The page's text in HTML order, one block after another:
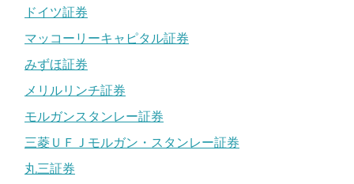
ドイツ証券
マッコーリーキャピタル証券
みずほ証券
メリルリンチ証券
モルガンスタンレー証券
三菱ＵＦＪモルガン・スタンレー証券
丸三証券